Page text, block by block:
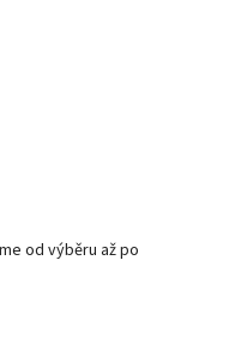
od výběru až po